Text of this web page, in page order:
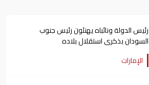
رئيس الدولة ونائباه يهنئون رئيس جنوب
السودان بذكرى استقلال بلاده
الإمارات